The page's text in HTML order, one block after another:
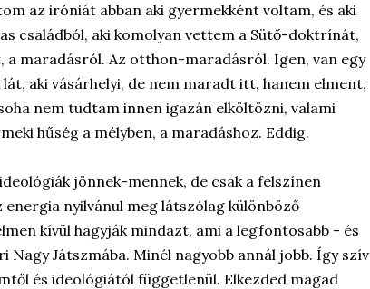
az iróniát abban aki gyermekként voltam, és aki
családból, aki komolyan vettem a Sütő-doktrínát,
maradásról. Az otthon-maradásról. Igen, van egy
aki vásárhelyi, de nem maradt itt, hanem elment,
nem tudtam innen igazán elköltözni, valami
hűség a mélyben, a maradáshoz. Eddig.
jönnek-mennek, de csak a felszínen
nyilvánul meg látszólag különböző
kívül hagyják mindazt, ami a legfontosabb - és
Nagy Játszmába. Minél nagyobb annál jobb. Így szív
és ideológiától függetlenül. Elkezded magad